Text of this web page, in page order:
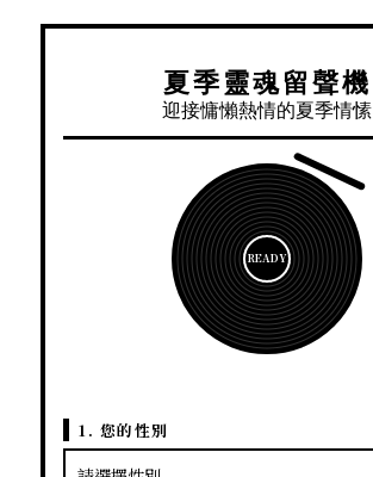
夏季靈魂留聲機
迎接慵懶熱情的夏季情愫
READY
1. 您的性別